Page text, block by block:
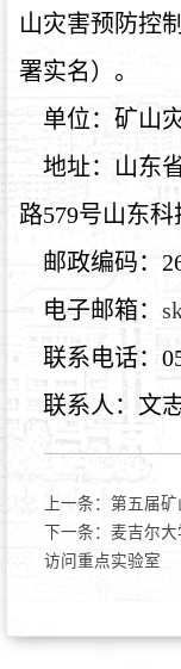
山灾害预防控
署实名）。
单位：矿山
地址：山东
路579号山东科
邮政编码：
电子邮箱：
联系电话：
联系人：文
上一条： 第五届
下一条： 麦吉尔
访问重点实验室